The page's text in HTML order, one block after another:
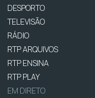
DESPORTO
TELEVISÃO
RÁDIO
RTP ARQUIVOS
RTP ENSINA
RTP PLAY
EM DIRETO